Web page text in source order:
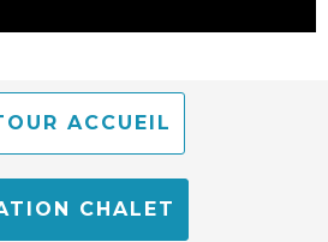
ACCUEIL
CHALET